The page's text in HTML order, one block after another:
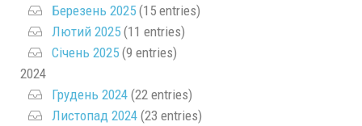
Березень 2025 (15 entries)
Лютий 2025 (11 entries)
Січень 2025 (9 entries)
2024
Грудень 2024 (22 entries)
Листопад 2024 (23 entries)